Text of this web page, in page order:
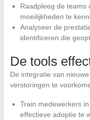
Raadpleeg de teams
moeilijkheden te
Analyseer de
identificeren die
De tools
De integratie van
verstoringen te
Train medewerkers
effectieve adoptie te